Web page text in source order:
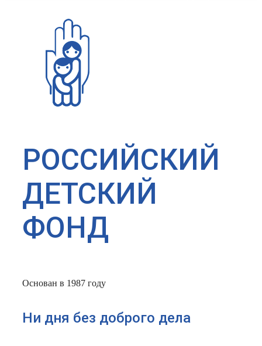
РОССИЙСКИЙ
ДЕТСКИЙ
ФОНД
Основан в 1987 году
Ни дня без доброго дела